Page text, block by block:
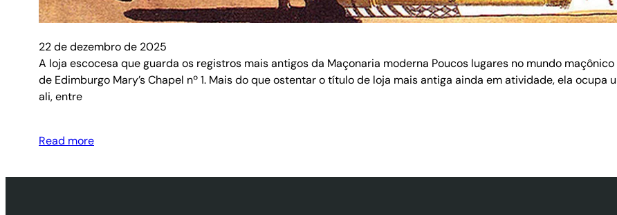
22 de dezembro de 2025
A loja escocesa que guarda os registros mais antigos da Maçonaria moderna Poucos lugares no mundo
de Edimburgo Mary’s Chapel nº 1. Mais do que ostentar o título de loja mais antiga ainda em atividade, ela
ali, entre
Read more